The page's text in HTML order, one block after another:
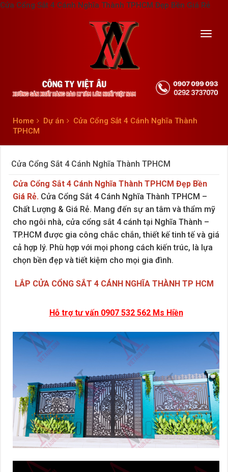
Cửa Cổng Sắt 4 Cánh Nghĩa Thành TPHCM Đẹp Bền Giá Rẻ
Home Dự án
Cửa Cổng Sắt 4 Cánh Nghĩa Thành
TPHCM
Cửa Cổng Sắt 4 Cánh Nghĩa Thành TPHCM
Cửa Cổng Sắt 4 Cánh Nghĩa Thành TPHCM Đẹp Bền
Giá Rẻ. Cửa Cổng Sắt 4 Cánh Nghĩa Thành TPHCM –
Chất Lượng & Giá Rẻ. Mang đến sự an tâm và thẩm mỹ
cho ngôi nhà, cửa cổng sắt 4 cánh tại Nghĩa Thành –
TP.HCM được gia công chắc chắn, thiết kế tinh tế và giá
cả hợp lý. Phù hợp với mọi phong cách kiến trúc, là lựa
chọn bền đẹp và tiết kiệm cho mọi gia đình.
LẮP CỬA CỔNG SẮT 4 CÁNH NGHĨA THÀNH TP HCM
Hỗ trợ tư vấn 0907 532 562 Ms Hiền